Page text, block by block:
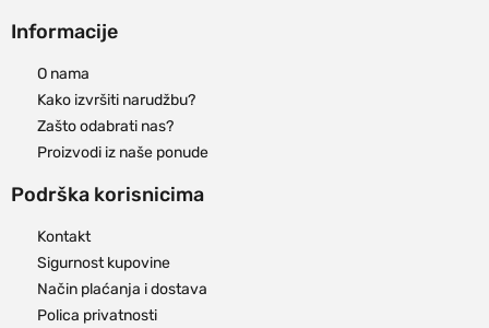
Informacije
O nama
Kako izvršiti narudžbu?
Zašto odabrati nas?
Proizvodi iz naše ponude
Podrška korisnicima
Kontakt
Sigurnost kupovine
Način plaćanja i dostava
Polica privatnosti